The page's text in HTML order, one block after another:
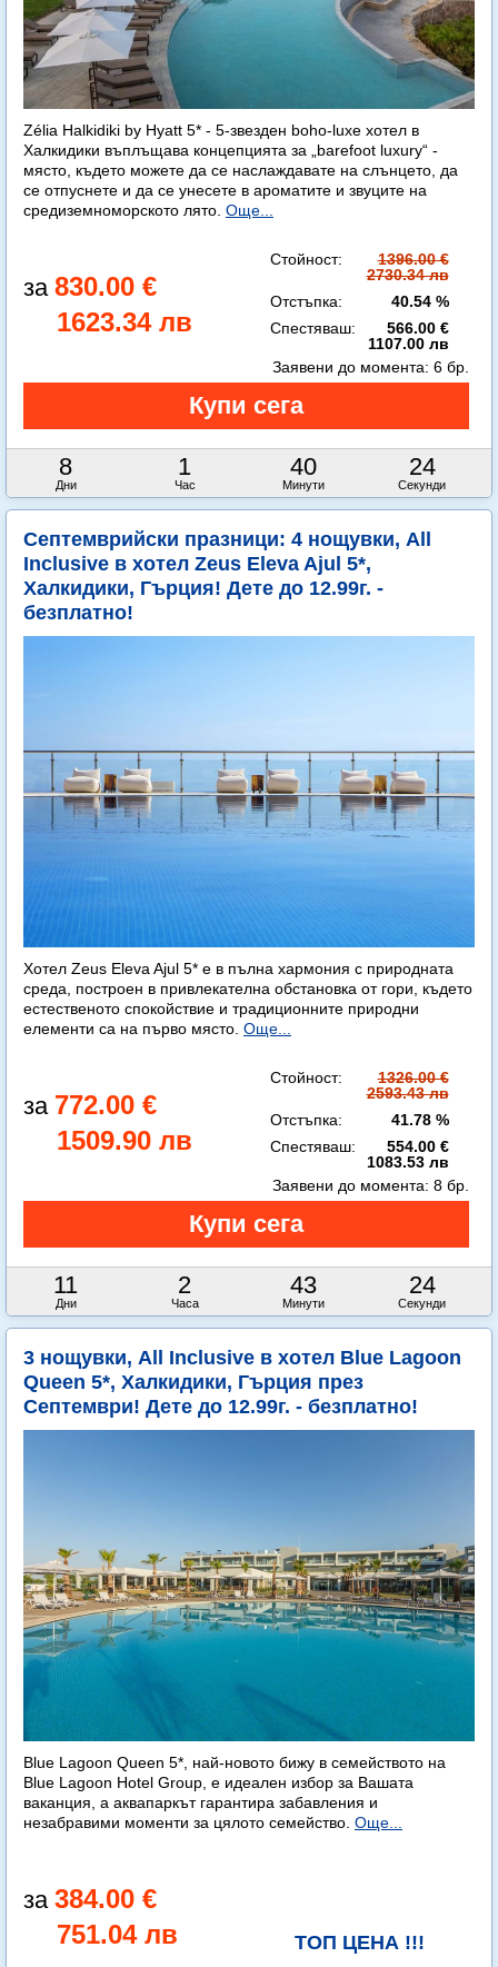
Zélia Halkidiki by Hyatt 5* - 5-звезден boho-luxe хотел в
Халкидики въплъщава концепцията за „barefoot luxury“ -
място, където можете да се наслаждавате на слънцето, да
се отпуснете и да се унесете в ароматите и звуците на
средиземноморското лято. Още...
830.00 €
1623.34 лв
Стойност:
1396.00 €
2730.34 лв
Отстъпка:
40.54 %
Спестяваш:
566.00 €
1107.00 лв
8
Дни
1
Час
40
Минути
22
Секунди
Заявени до момента: 6 бр.
Септемврийски празници: 4 нощувки, All
Inclusive в хотел Zeus Eleva Ajul 5*,
Халкидики, Гърция! Дете до 12.99г. -
безплатно!
Хотел Zeus Eleva Ajul 5* е в пълна хармония с природната
среда, построен в привлекателна обстановка от гори, където
естественото спокойствие и традиционните природни
елементи са на първо място. Още...
772.00 €
1509.90 лв
Стойност:
1326.00 €
2593.43 лв
Отстъпка:
41.78 %
Спестяваш:
554.00 €
1083.53 лв
11
Дни
2
Часа
43
Минути
22
Секунди
Заявени до момента: 8 бр.
3 нощувки, All Inclusive в хотел Blue Lagoon
Queen 5*, Халкидики, Гърция през
Септември! Дете до 12.99г. - безплатно!
Blue Lagoon Queen 5*, най-новото бижу в семейството на
Blue Lagoon Hotel Group, е идеален избор за Вашата
ваканция, а аквапаркът гарантира забавления и
незабравими моменти за цялото семейство. Още...
384.00 €
751.04 лв
ТОП ЦЕНА !!!